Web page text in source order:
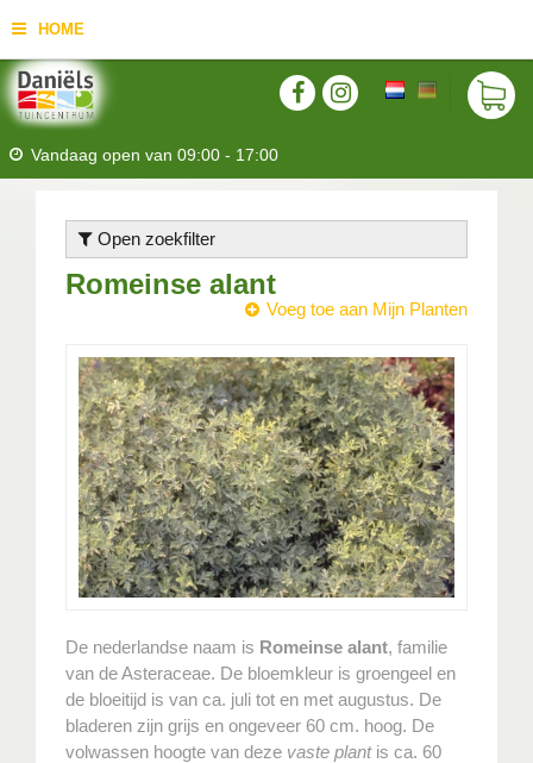
HOME
Vandaag open van 09:00 - 17:00
Open zoekfilter
Romeinse alant
Voeg toe aan Mijn Planten
De nederlandse naam is Romeinse alant, familie
van de Asteraceae. De bloemkleur is groengeel en
de bloeitijd is van ca. juli tot en met augustus. De
bladeren zijn grijs en ongeveer 60 cm. hoog. De
volwassen hoogte van deze vaste plantis ca. 60